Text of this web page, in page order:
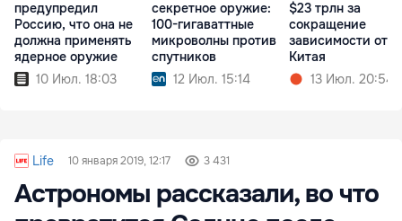
предупредил
Россию, что она не
должна применять
ядерное оружие
10 Июл. 18:03
секретное оружие:
100-гигаваттные
микроволны против
спутников
12 Июл. 15:14
$23 трлн за
сокращение
зависимости от
Китая
13 Июл. 20:54
Life 10 января 2019, 12:17 3 431
Астрономы рассказали, во что